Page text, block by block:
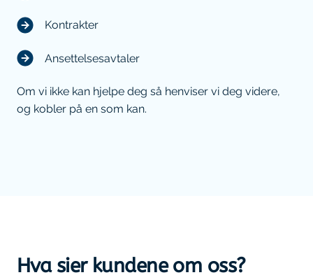
Kontrakter
Ansettelsesavtaler
Om vi ikke kan hjelpe deg så henviser vi deg videre,
og kobler på en som kan.
Hva sier kundene om oss?